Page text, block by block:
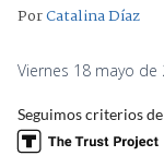
PorCatalina Díaz
Viernes 18 mayo
Seguimos criterios de